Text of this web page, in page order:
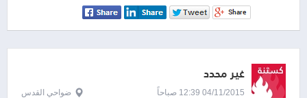
غير محدد
04/11/2015 12:39 صباحاً ضواحي القدس